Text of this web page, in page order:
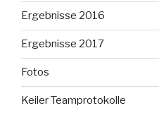
Ergebnisse 2016
Ergebnisse 2017
Fotos
Keiler Teamprotokolle